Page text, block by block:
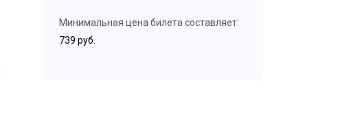
Минимальная цена билета составляет:
739 руб.